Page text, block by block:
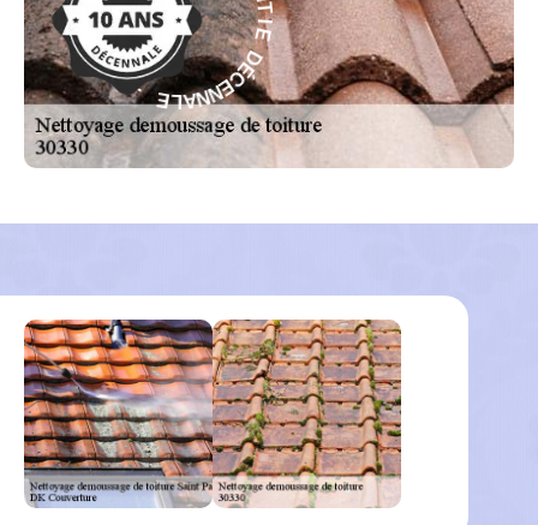
G
A
R
A
N
T
I
E
D
É D
É
C
E
N
N
A
L
E
-